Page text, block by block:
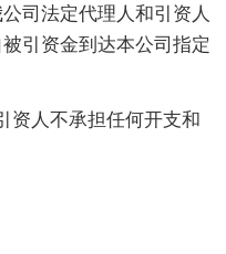
司法定代理人和引资人
引资金到达本公司指定
资人不承担任何开支和